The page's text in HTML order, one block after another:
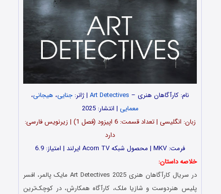
نام: کارآگاهان هنری – Art Detectives | ژانر: جنایی، هیجانی،
معمایی | انتشار: 2025
زبان: انگلیسی | تعداد قسمت‌‌‌‌: 6 اپیزود (فصل 1) | زیرنویس فارسی:
دارد
فرمت: MKV | محصول شبکه Acorn TV ایرلند | امتیاز: 6.9
خلاصه داستان:
در سریال کارآگاهان هنری Art Detectives 2025 مایک پالمر، افسر
پلیس هنردوست و شازیا ملک، کارآگاه همکارش، در کوچک‌ترین